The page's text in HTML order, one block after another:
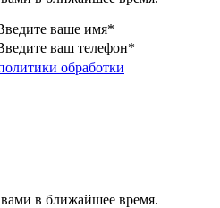
ваше имя*
ваш телефон*
обработки
в ближайшее время.